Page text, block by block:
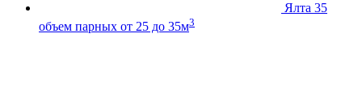
Ялта 35
объем парных от 25 до 35м3